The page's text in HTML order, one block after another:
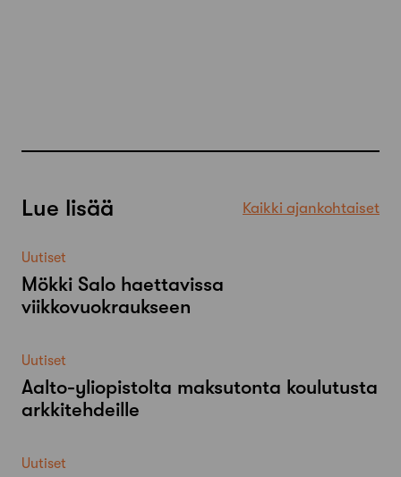
Lue lisää Kaikki ajankohtaiset
Uutiset
Mökki Salo haettavissa
viikkovuokraukseen
Uutiset
Aalto-​yliopistolta maksutonta koulutusta
arkkitehdeille
Uutiset